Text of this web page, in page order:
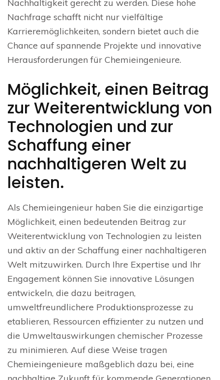
Nachhaltigkeit gerecht zu werden. Diese hohe
Nachfrage schafft nicht nur vielfältige
Karrieremöglichkeiten, sondern bietet auch die
Chance auf spannende Projekte und innovative
Herausforderungen für Chemieingenieure.
Möglichkeit, einen Beitrag
zur Weiterentwicklung von
Technologien und zur
Schaffung einer
nachhaltigeren Welt zu
leisten.
Als Chemieingenieur haben Sie die einzigartige
Möglichkeit, einen bedeutenden Beitrag zur
Weiterentwicklung von Technologien zu leisten
und aktiv an der Schaffung einer nachhaltigeren
Welt mitzuwirken. Durch Ihre Expertise und Ihr
Engagement können Sie innovative Lösungen
entwickeln, die dazu beitragen,
umweltfreundlichere Produktionsprozesse zu
etablieren, Ressourcen effizienter zu nutzen und
die Umweltauswirkungen chemischer Prozesse
zu minimieren. Auf diese Weise tragen
Chemieingenieure maßgeblich dazu bei, eine